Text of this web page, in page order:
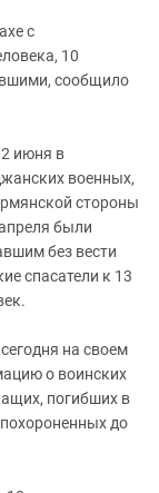
ЧЕЧНЕ
АКТИВИСТОВ
с
10
сообщило
июня в
военных,
стороны
были
без вести
спасатели к 13
на своем
о воинских
погибших в
до